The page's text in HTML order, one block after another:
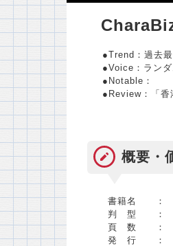
●Trend：過去
●Voice：ラン
●Notable：
●Review：「香
概要・
書籍名 ：
判 型 ：
頁 数 ：
発 行 ：